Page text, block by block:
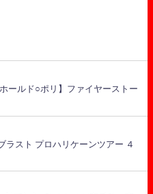
ールド○ポリ】ファイヤーストー
ラスト プロハリケーンツアー ４